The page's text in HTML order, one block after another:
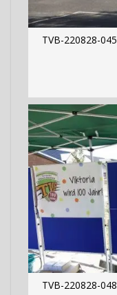
TVB-220828-045
TVB-220828-048